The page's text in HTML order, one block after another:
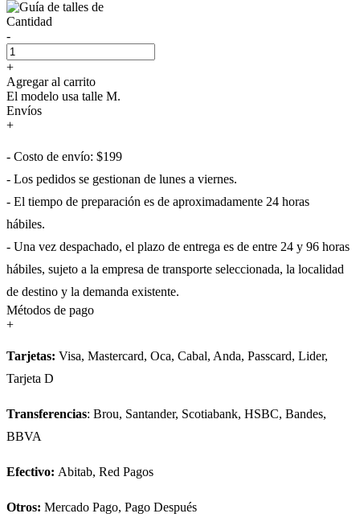
Cantidad
-
+
Agregar al carrito
El modelo usa talle M.
Envíos
+
- Costo de envío: $199
- Los pedidos se gestionan de lunes a viernes.
- El tiempo de preparación es de aproximadamente 24 horas
hábiles.
- Una vez despachado, el plazo de entrega es de entre 24 y 96 horas
hábiles, sujeto a la empresa de transporte seleccionada, la localidad
de destino y la demanda existente.
Métodos de pago
+
Tarjetas: Visa, Mastercard, Oca, Cabal, Anda, Passcard, Lider,
Tarjeta D
Transferencias: Brou, Santander, Scotiabank, HSBC, Bandes,
BBVA
Efectivo: Abitab, Red Pagos
Otros: Mercado Pago, Pago Después